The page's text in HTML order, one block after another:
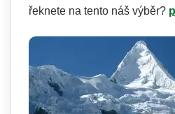
řeknete na tento náš výběr?